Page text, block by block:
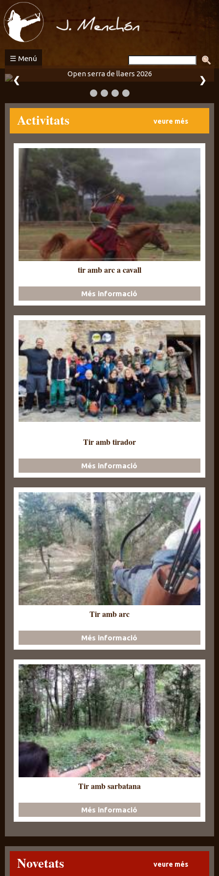
Activitats
de
tir
tradicional
☰ Menú
Open serra de llaers 2026
❮ ❯
Activitats veure més
tir amb arc a cavall
Més informació
Tir amb tirador
Més informació
Tir amb arc
Més informació
Tir amb sarbatana
Més informació
Novetats veure més